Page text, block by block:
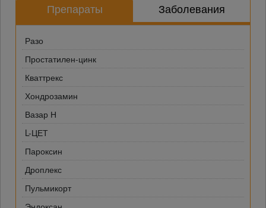
Препараты Заболевания
Разо
Простатилен-цинк
Кваттрекс
Хондрозамин
Вазар Н
L-ЦЕТ
Пароксин
Дроплекс
Пульмикорт